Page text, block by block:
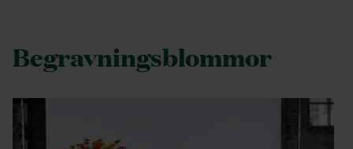
Begravningsblommor